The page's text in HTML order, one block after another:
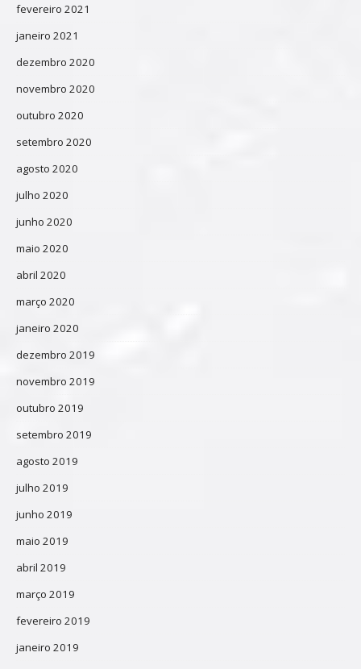
fevereiro 2021
janeiro 2021
dezembro 2020
novembro 2020
outubro 2020
setembro 2020
agosto 2020
julho 2020
junho 2020
maio 2020
abril 2020
março 2020
janeiro 2020
dezembro 2019
novembro 2019
outubro 2019
setembro 2019
agosto 2019
julho 2019
junho 2019
maio 2019
abril 2019
março 2019
fevereiro 2019
janeiro 2019